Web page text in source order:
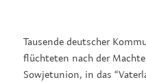
Tausende deutscher
flüchteten nach der
Sowjetunion, in das